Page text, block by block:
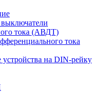
тока (АВДТ)
тока
на DIN-рейку